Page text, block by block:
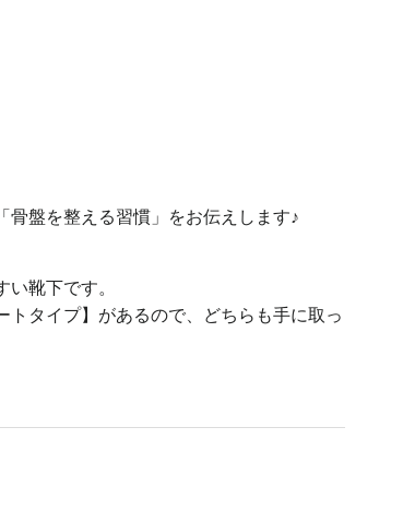
盤を整える習慣」をお伝えします♪
靴下です。
トタイプ】があるので、どちらも手に取っ